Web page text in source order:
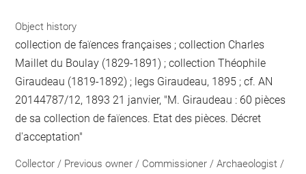
Object history
collection de faïences françaises ; collection Charles
Maillet du Boulay (1829-1891) ; collection Théophile
Giraudeau (1819-1892) ; legs Giraudeau, 1895 ; cf. AN
20144787/12, 1893 21 janvier, "M. Giraudeau : 60 pièces
de sa collection de faïences. Etat des pièces. Décret
d'acceptation"
Collector / Previous owner / Commissioner / Archaeologist /